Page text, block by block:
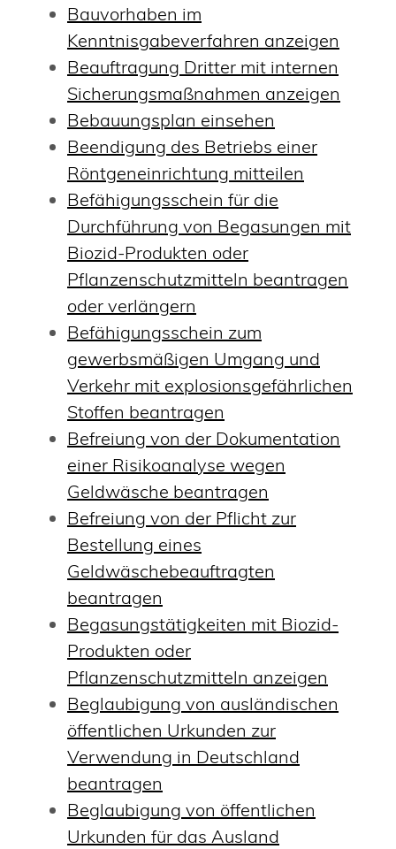
Bauvorhaben im
Kenntnisgabeverfahren anzeigen
Beauftragung Dritter mit internen
Sicherungsmaßnahmen anzeigen
Bebauungsplan einsehen
Beendigung des Betriebs einer
Röntgeneinrichtung mitteilen
Befähigungsschein für die
Durchführung von Begasungen mit
Biozid-Produkten oder
Pflanzenschutzmitteln beantragen
oder verlängern
Befähigungsschein zum
gewerbsmäßigen Umgang und
Verkehr mit explosionsgefährlichen
Stoffen beantragen
Befreiung von der Dokumentation
einer Risikoanalyse wegen
Geldwäsche beantragen
Befreiung von der Pflicht zur
Bestellung eines
Geldwäschebeauftragten
beantragen
Begasungstätigkeiten mit Biozid-
Produkten oder
Pflanzenschutzmitteln anzeigen
Beglaubigung von ausländischen
öffentlichen Urkunden zur
Verwendung in Deutschland
beantragen
Beglaubigung von öffentlichen
Urkunden für das Ausland